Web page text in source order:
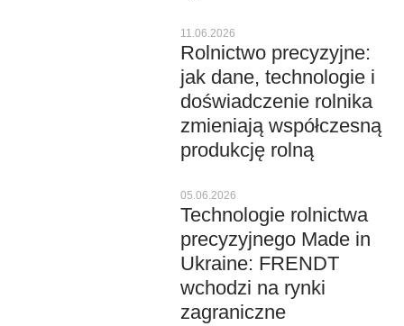
11.06.2026
Rolnictwo precyzyjne:
jak dane, technologie i
doświadczenie rolnika
zmieniają współczesną
produkcję rolną
05.06.2026
Technologie rolnictwa
precyzyjnego Made in
Ukraine: FRENDT
wchodzi na rynki
zagraniczne